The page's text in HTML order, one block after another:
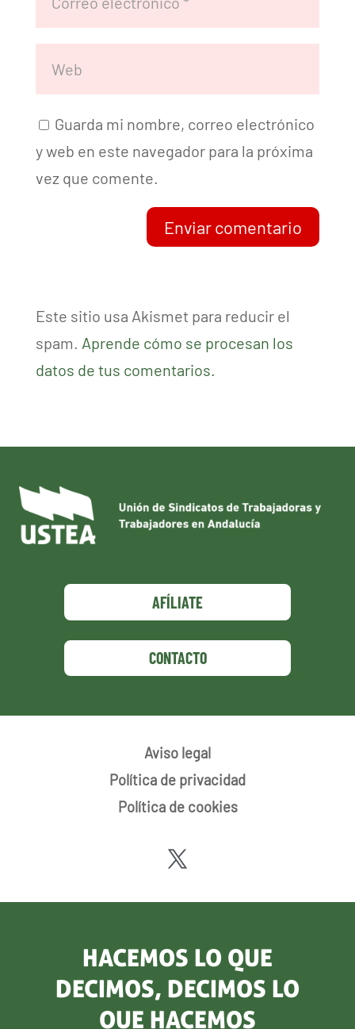
Guarda mi nombre, correo electrónico
y web en este navegador para la próxima
vez que comente.
Enviar comentario
Este sitio usa Akismet para reducir el
spam. Aprende cómo se procesan los
datos de tus comentarios.
AFÍLIATE
CONTACTO
Aviso legal
Política de privacidad
Política de cookies
HACEMOS LO QUE
DECIMOS, DECIMOS LO
QUE HACEMOS